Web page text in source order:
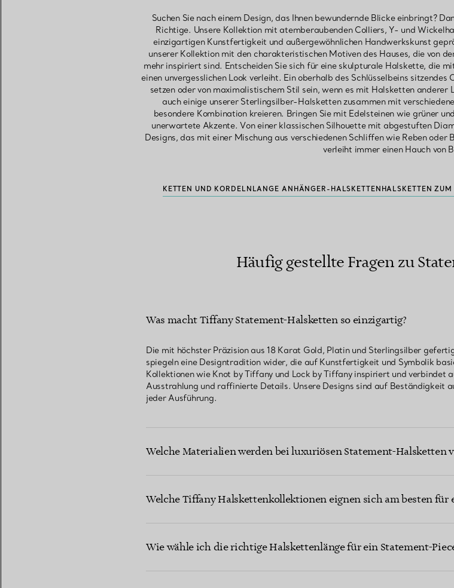
Suchen Sie nach einem Design, das Ihnen bewundernde Blicke einbringt?
Richtige. Unsere Kollektion mit atemberaubenden Colliers, Y- und
einzigartigen Kunstfertigkeit und außergewöhnlichen Handwerkskunst
unserer Kollektion mit den charakteristischen Motiven des Hauses, die von
mehr inspiriert sind. Entscheiden Sie sich für eine skulpturale Halskette, die
einen unvergesslichen Look verleiht. Ein oberhalb des Schlüsselbeins
setzen oder von maximalistischem Stil sein, wenn es mit Halsketten
auch einige unserer Sterlingsilber-Halsketten zusammen mit
besondere Kombination kreieren. Bringen Sie mit Edelsteinen wie grüner
unerwartete Akzente. Von einer klassischen Silhouette mit abgestuften
Designs, das mit einer Mischung aus verschiedenen Schliffen wie Reben
verleiht immer einen Hauch von
KETTEN UND KORDELN LANGE ANHÄNGER-HALSKETTEN HALSKETTEN
Häufig gestellte Fragen zu
Was macht Tiffany Statement-Halsketten so einzigartig?
Die mit höchster Präzision aus 18 Karat Gold, Platin und Sterlingsilber
spiegeln eine Designtradition wider, die auf Kunstfertigkeit und Symbolik
Kollektionen wie Knot by Tiffany und Lock by Tiffany inspiriert und verbindet
Ausstrahlung und raffinierte Details. Unsere Designs sind auf Beständigkeit
jeder Ausführung.
Welche Materialien werden bei luxuriösen Statement-Halsketten
Welche Tiffany Halskettenkollektionen eignen sich am besten für
Wie wähle ich die richtige Halskettenlänge für ein Statement-